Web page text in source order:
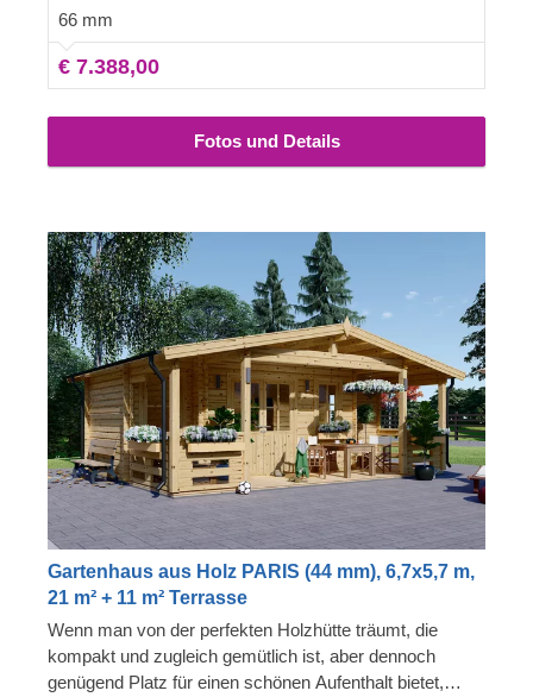
zwischen den Gartenarbeiten den nötigen Schatten zu
spenden und ist perfekt geeignet für ein Grillfest mit der
Familie. Entdecken Sie die Möglichkeiten!
66 mm
€ 7.388,00
Fotos und Details
Gartenhaus aus Holz PARIS (44 mm), 6,7x5,7 m,
21 m² + 11 m² Terrasse
Wenn man von der perfekten Holzhütte träumt, die
kompakt und zugleich gemütlich ist, aber dennoch
genügend Platz für einen schönen Aufenthalt bietet,